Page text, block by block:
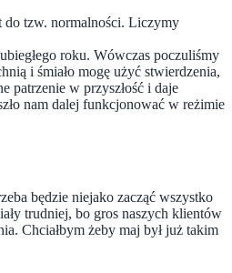
do tzw. normalności. Liczymy
roku. Wówczas poczuliśmy
i śmiało mogę użyć stwierdzenia,
patrzenie w przyszłość i daje
nam dalej funkcjonować w reżimie
będzie niejako zacząć wszystko
trudniej, bo gros naszych klientów
Chciałbym żeby maj był już takim